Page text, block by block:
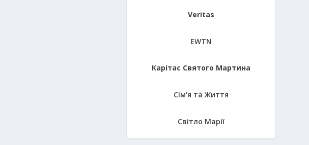
Veritas
EWTN
Карітас Святого Мартина
Сім'я та Життя
Світло Марії